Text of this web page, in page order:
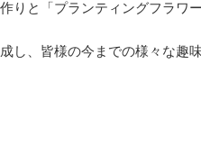
りと「プランティングフラワ
し、皆様の今までの様々な趣